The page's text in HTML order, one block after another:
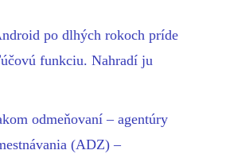
po dlhých rokoch príde
funkciu. Nahradí ju
odmeňovaní – agentúry
(ADZ) –